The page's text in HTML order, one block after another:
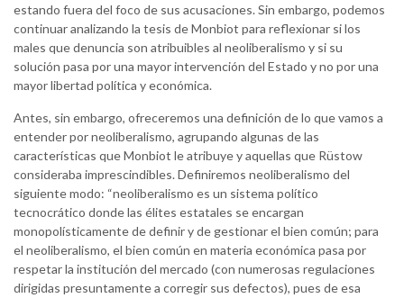
estando fuera del foco de sus acusaciones. Sin embargo, podemos
continuar analizando la tesis de Monbiot para reflexionar si los
males que denuncia son atribuibles al neoliberalismo y si su
solución pasa por una mayor intervención del Estado y no por una
mayor libertad política y económica.
Antes, sin embargo, ofreceremos una definición de lo que vamos a
entender por neoliberalismo, agrupando algunas de las
características que Monbiot le atribuye y aquellas que Rüstow
consideraba imprescindibles. Definiremos neoliberalismo del
siguiente modo: “neoliberalismo es un sistema político
tecnocrático donde las élites estatales se encargan
monopolísticamente de definir y de gestionar el bien común; para
el neoliberalismo, el bien común en materia económica pasa por
respetar la institución del mercado (con numerosas regulaciones
dirigidas presuntamente a corregir sus defectos), pues de esa